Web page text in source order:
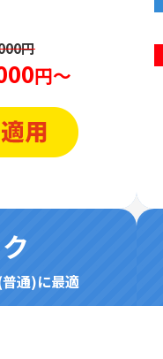
円
円～
通)に最適